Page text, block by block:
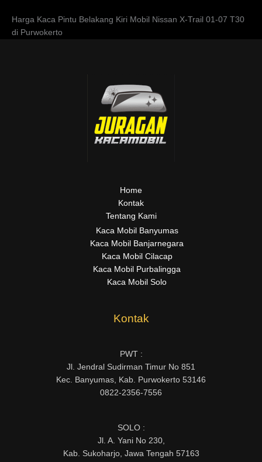
Harga Kaca Pintu Belakang Kiri Mobil Nissan X-Trail 01-07 T30
di Purwokerto
Home
Kontak
Tentang Kami
Kaca Mobil Banyumas
Kaca Mobil Banjarnegara
Kaca Mobil Cilacap
Kaca Mobil Purbalingga
Kaca Mobil Solo
Kontak
PWT :
Jl. Jendral Sudirman Timur No 851
Kec. Banyumas, Kab. Purwokerto 53146
0822-2356-7556
SOLO :
Jl. A. Yani No 230,
Kab. Sukoharjo, Jawa Tengah 57163